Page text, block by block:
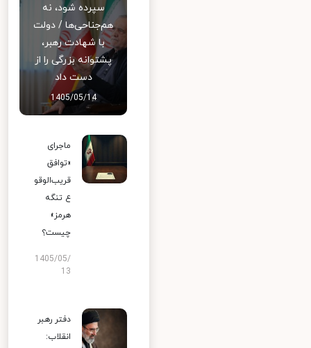
سپرده شود، نه
هم‌جناحی‌ها / دولت
با شهادت رهبر،
پشتوانه بزرگی را از
دست داد
1405/05/14
ماجرای
«توافق
قریب‌الوقو
ع تنگه
هرمز»
چیست؟
1405/05/
13
دفتر رهبر
انقلاب: